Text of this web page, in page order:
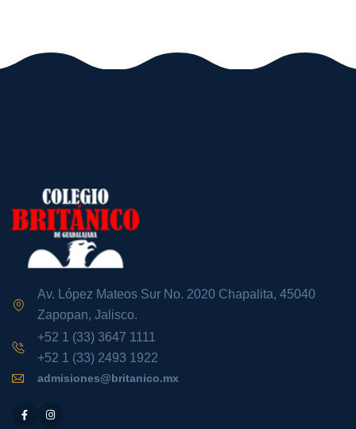
Av. López Mateos Sur No. 2020 Chapalita, 45040
Zapopan, Jalisco.
+52 1 (33) 3647 1111
+52 1 (33) 2493 1922
admisiones@britanico.mx